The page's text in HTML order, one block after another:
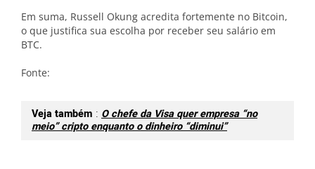
Em suma, Russell Okung acredita fortemente no Bitcoin,
o que justifica sua escolha por receber seu salário em
BTC.
Fonte:
Veja também : O chefe da Visa quer empresa “no
meio” cripto enquanto o dinheiro “diminui”